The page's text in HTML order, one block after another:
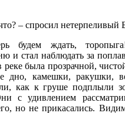
– спросил нетерпеливый
будем ждать,
и стал наблюдать за
реке была прозрачной,
дно, камешки, ракушки,
как к груше подплыли
с удивлением
но не прикасались.